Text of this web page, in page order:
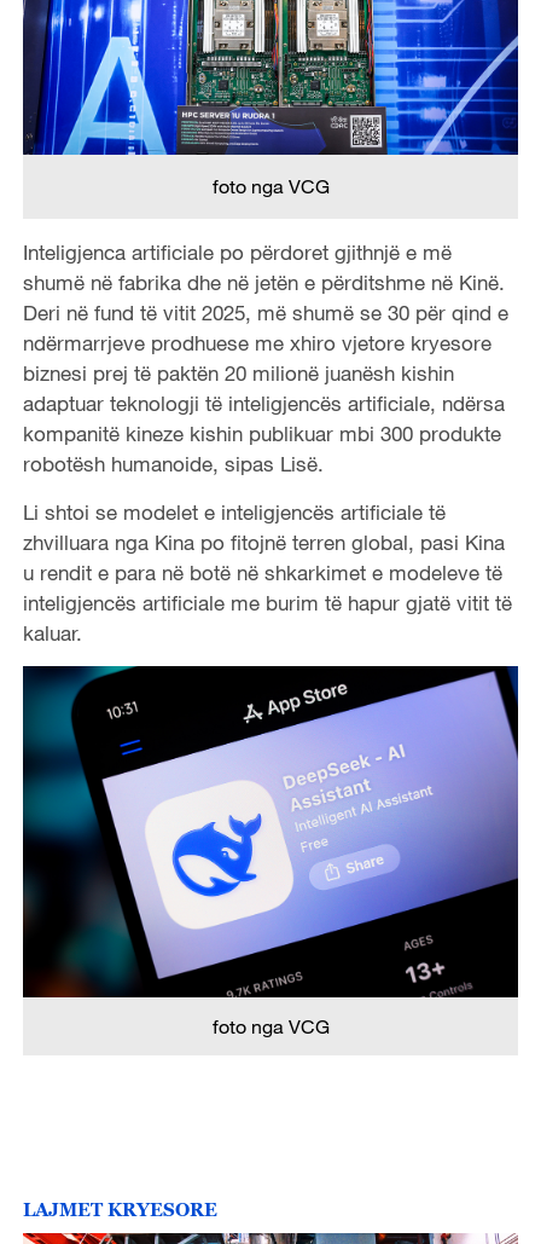
foto nga VCG
Inteligjenca artificiale po përdoret gjithnjë e më
shumë në fabrika dhe në jetën e përditshme në Kinë.
Deri në fund të vitit 2025, më shumë se 30 për qind e
ndërmarrjeve prodhuese me xhiro vjetore kryesore
biznesi prej të paktën 20 milionë juanësh kishin
adaptuar teknologji të inteligjencës artificiale, ndërsa
kompanitë kineze kishin publikuar mbi 300 produkte
robotësh humanoide, sipas Lisë.
Li shtoi se modelet e inteligjencës artificiale të
zhvilluara nga Kina po fitojnë terren global, pasi Kina
u rendit e para në botë në shkarkimet e modeleve të
inteligjencës artificiale me burim të hapur gjatë vitit të
kaluar.
foto nga VCG
LAJMET KRYESORE